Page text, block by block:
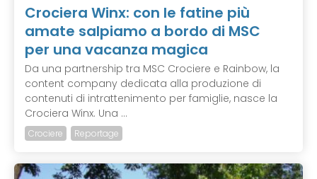
Crociera Winx: con le fatine più
amate salpiamo a bordo di MSC
per una vacanza magica
Da una partnership tra MSC Crociere e Rainbow, la
content company dedicata alla produzione di
contenuti di intrattenimento per famiglie, nasce la
Crociera Winx. Una ...
Crociere Reportage